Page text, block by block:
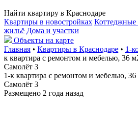
Найти квартиру в Краснодаре
Квартиры в новостройках Коттеджные
жильё Дома и участки
Объекты на карте
Главная • Квартиры в Краснодаре • 1-
к квартира с ремонтом и мебелью, 36
Самолёт 3
1-к квартира с ремонтом и мебелью,
Самолёт 3
Размещено 2 года назад